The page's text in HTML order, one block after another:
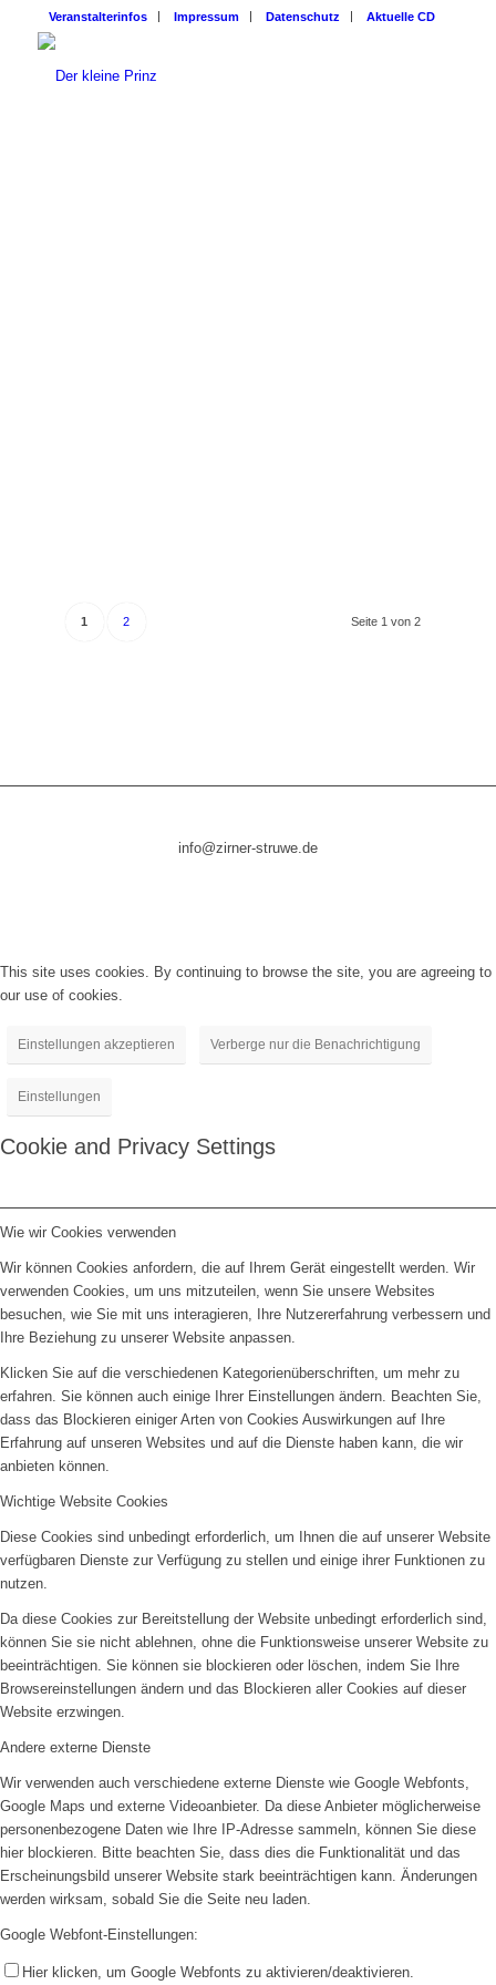
Veranstalterinfos Impressum Datenschutz Aktuelle CD
Seite 1 von 2
1 2
info@zirner-struwe.de
This site uses cookies. By continuing to browse the site, you are agreeing to
our use of cookies.
Einstellungen akzeptieren Verberge nur die Benachrichtigung
Einstellungen
Cookie and Privacy Settings
Wie wir Cookies verwenden
Wir können Cookies anfordern, die auf Ihrem Gerät eingestellt werden. Wir
verwenden Cookies, um uns mitzuteilen, wenn Sie unsere Websites
besuchen, wie Sie mit uns interagieren, Ihre Nutzererfahrung verbessern und
Ihre Beziehung zu unserer Website anpassen.
Klicken Sie auf die verschiedenen Kategorienüberschriften, um mehr zu
erfahren. Sie können auch einige Ihrer Einstellungen ändern. Beachten Sie,
dass das Blockieren einiger Arten von Cookies Auswirkungen auf Ihre
Erfahrung auf unseren Websites und auf die Dienste haben kann, die wir
anbieten können.
Wichtige Website Cookies
Diese Cookies sind unbedingt erforderlich, um Ihnen die auf unserer Website
verfügbaren Dienste zur Verfügung zu stellen und einige ihrer Funktionen zu
nutzen.
Da diese Cookies zur Bereitstellung der Website unbedingt erforderlich sind,
können Sie sie nicht ablehnen, ohne die Funktionsweise unserer Website zu
beeinträchtigen. Sie können sie blockieren oder löschen, indem Sie Ihre
Browsereinstellungen ändern und das Blockieren aller Cookies auf dieser
Website erzwingen.
Andere externe Dienste
Wir verwenden auch verschiedene externe Dienste wie Google Webfonts,
Google Maps und externe Videoanbieter. Da diese Anbieter möglicherweise
personenbezogene Daten wie Ihre IP-Adresse sammeln, können Sie diese
hier blockieren. Bitte beachten Sie, dass dies die Funktionalität und das
Erscheinungsbild unserer Website stark beeinträchtigen kann. Änderungen
werden wirksam, sobald Sie die Seite neu laden.
Google Webfont-Einstellungen:
Hier klicken, um Google Webfonts zu aktivieren/deaktivieren.